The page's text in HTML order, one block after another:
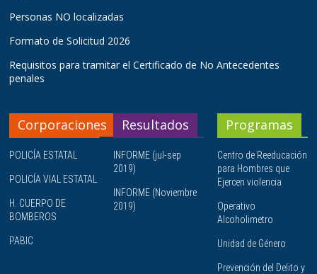
Personas NO localizadas
Formato de Solicitud 2026
Requisitos para tramitar el Certificado de No Antecedentes
penales
Corporaciones
POLICÍA ESTATAL
POLICÍA VIAL ESTATAL
H. CUERPO DE
BOMBEROS
PABIC
Resultados
INFORME (jul-sep
2019)
INFORME (Noviembre
2019)
Programas
Centro de Reeducación
para Hombres que
Ejercen violencia
Operativo
Alcoholimetro
Unidad de Género
Prevención del Delito y